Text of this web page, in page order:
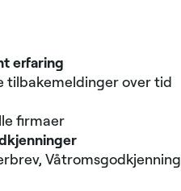
erfaring
tilbake­meldinger over tid
firmaer
Våtroms­godkjenning